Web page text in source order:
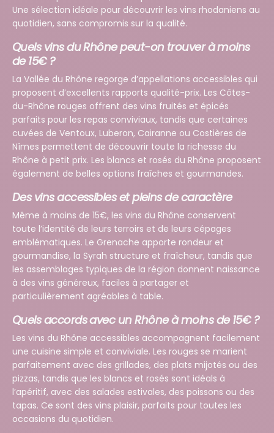
Une sélection idéale pour découvrir les vins rhodaniens au
quotidien, sans compromis sur la qualité.
Quels vins du Rhône peut-on trouver à moins
de 15€ ?
La Vallée du Rhône regorge d’appellations accessibles qui
proposent d’excellents rapports qualité-prix. Les Côtes-
du-Rhône rouges offrent des vins fruités et épicés
parfaits pour les repas conviviaux, tandis que certaines
cuvées de Ventoux, Luberon, Cairanne ou Costières de
Nîmes permettent de découvrir toute la richesse du
Rhône à petit prix. Les blancs et rosés du Rhône proposent
également de belles options fraîches et gourmandes.
Des vins accessibles et pleins de caractère
Même à moins de 15€, les vins du Rhône conservent
toute l’identité de leurs terroirs et de leurs cépages
emblématiques. Le Grenache apporte rondeur et
gourmandise, la Syrah structure et fraîcheur, tandis que
les assemblages typiques de la région donnent naissance
à des vins généreux, faciles à partager et
particulièrement agréables à table.
Quels accords avec un Rhône à moins de 15€ ?
Les vins du Rhône accessibles accompagnent facilement
une cuisine simple et conviviale. Les rouges se marient
parfaitement avec des grillades, des plats mijotés ou des
pizzas, tandis que les blancs et rosés sont idéals à
l’apéritif, avec des salades estivales, des poissons ou des
tapas. Ce sont des vins plaisir, parfaits pour toutes les
occasions du quotidien.